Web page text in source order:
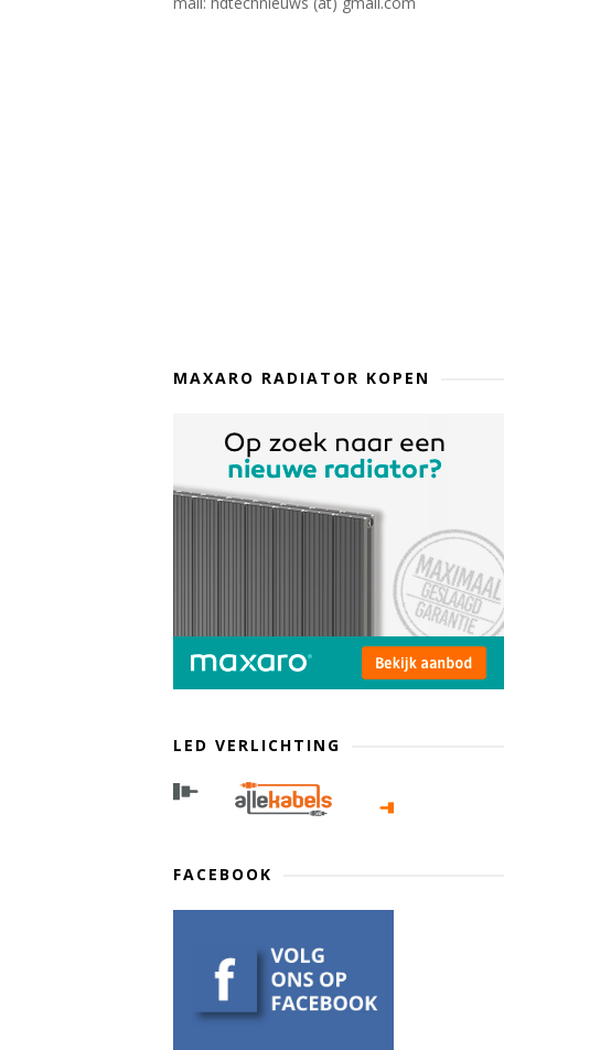
MAXARO RADIATOR KOPEN
LED VERLICHTING
FACEBOOK